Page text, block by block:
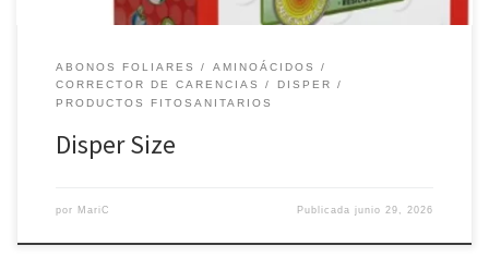
ABONOS FOLIARES
AMINOÁCIDOS
CORRECTOR DE CARENCIAS
DISPER
PRODUCTOS FITOSANITARIOS
Disper Size
por MariC Publicadajunio 29, 2026